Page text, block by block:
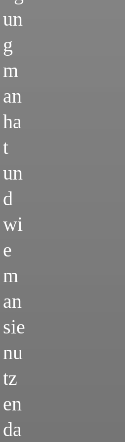
un
g
m
an
ha
t
un
d
wi
e
m
an
sie
nu
tz
en
da